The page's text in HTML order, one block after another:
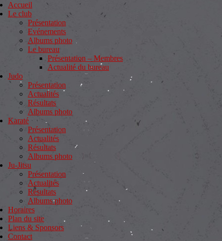
Accueil
Le club
Présentation
Evénements
Albums photo
Le bureau
Présentation – Membres
Actualité du bureau
Judo
Présentation
Actualités
Résultats
Albums photo
Karaté
Présentation
Actualités
Résultats
Albums photo
Ju-Jitsu
Présentation
Actualités
Résultats
Albums photo
Horaires
Plan du site
Liens & Sponsors
Contact